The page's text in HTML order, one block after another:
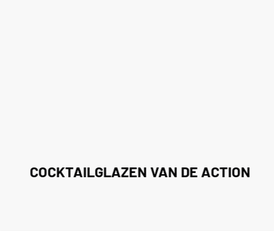
COCKTAILGLAZEN VAN DE ACTION